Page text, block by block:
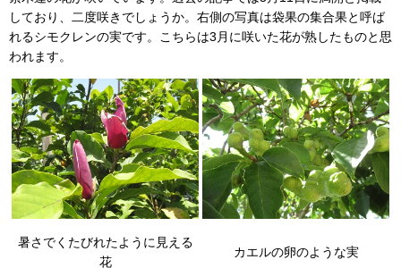
しており、二度咲きでしょうか。右側の写真は袋果の集合果と呼ば
れるシモクレンの実です。こちらは3月に咲いた花が熟したものと思
われます。
暑さでくたびれたように見える
花
カエルの卵のような実